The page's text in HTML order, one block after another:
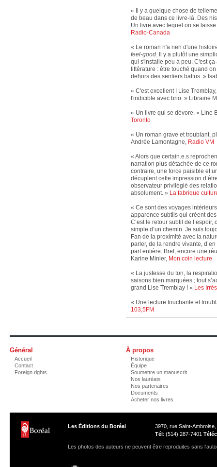
« Il y a quelque chose de
de beau dans ce livre-là. Des
Un livre avec lequel on se
Radio-Canada
« Le roman n'a rien d'une
feel-good . Il y a plutôt une
qui s'installe peu à peu. C'est
littérature : être touché quand
dehors des sentiers battus. »
« C'est excellent ! Lise
l'indicible avec brio. » Librairie
« Un livre qui se dévore. » Line
Toronto
« Un roman grave et troublant,
Andrée Lamontagne, Radio VM
« Alors que certain.e.s
narration plus détachée de ce
contraire, une force paisible et
décuplent cette impression
observateur privilégié des
absolument. » La fabrique
« Ce sont des voyages
apparence subtils qui créent
C’est le retour subtil de l’espoir,
simple d’un chemin. Je suis
Fan de la proximité avec la
parler, de la rendre vivante,
part entière. Bref, encore une
Karine Minier, Mon coin lecture
« La justesse du ton, la
saisons bien marquées ; tout
grand Lise Tremblay ! » Les
« Une lecture touchante et
103,5FM
Général
Accueil
Contact
Foreign rights
À propos
Historique
Équipe
Soumettre un manuscrit
Nos lauréats
Nos partenaires
Documents
Acheter nos livres
Les Éditions du Boréal
3970, rue Saint-
Tél : (514) 287-7401 Téléc
Les photos des auteurs ne peuvent être reproduites sans